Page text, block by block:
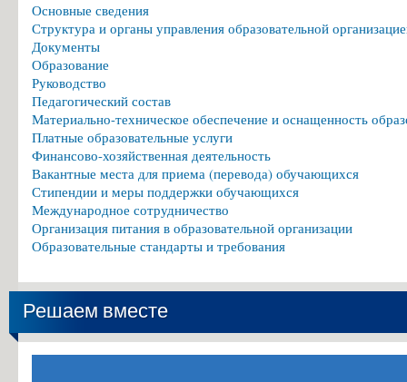
Основные сведения
Структура и органы управления образовательной
Документы
Образование
Руководство
Педагогический состав
Материально-техническое обеспечение и оснащенность
Платные образовательные услуги
Финансово-хозяйственная деятельность
Вакантные места для приема (перевода) обучающихся
Стипендии и меры поддержки обучающихся
Международное сотрудничество
Организация питания в образовательной организации
Образовательные стандарты и требования
Решаем вместе